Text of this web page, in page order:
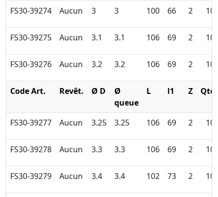
FS30-39274 Aucun 3 3 100 66 2 10
FS30-39275 Aucun 3.1 3.1 106 69 2 10
FS30-39276 Aucun 3.2 3.2 106 69 2 10
Code Art. Revêt. Ø D
Ø
queue
L l1 Z Qté
FS30-39277 Aucun 3.25 3.25 106 69 2 10
FS30-39278 Aucun 3.3 3.3 106 69 2 10
FS30-39279 Aucun 3.4 3.4 102 73 2 10